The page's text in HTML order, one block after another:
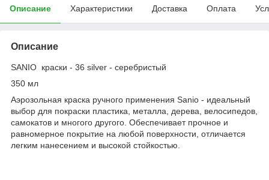
Описание Характеристики Доставка Оплата
Описание
SANIO краски - 36 silver - серебристый
350 мл
Аэрозольная краска ручного применения Sanio - идеальный
выбор для покраски пластика, металла, дерева, велосипедов,
самокатов и многого другого. Обеспечивает прочное и
равномерное покрытие на любой поверхности, отличается
легким нанесением и высокой стойкостью.